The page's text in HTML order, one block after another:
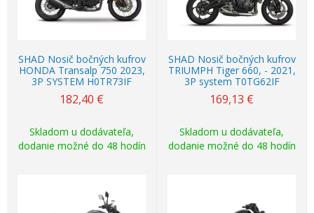
SHAD Nosič bočných kufrov
HONDA Transalp 750 2023,
3P SYSTEM H0TR73IF
182,40 €
Skladom u dodávateľa,
dodanie možné do 48 hodín
SHAD Nosič bočných kufrov
TRIUMPH Tiger 660, - 2021,
3P system T0TG62IF
169,13 €
Skladom u dodávateľa,
dodanie možné do 48 hodín